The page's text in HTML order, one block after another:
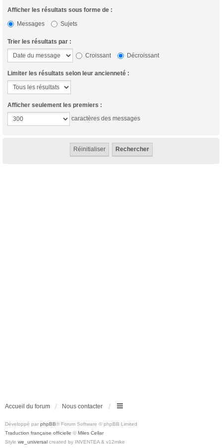
Afficher les résultats sous forme de :
Messages
Sujets
Trier les résultats par :
Croissant
Décroissant
Limiter les résultats selon leur ancienneté :
Afficher seulement les premiers :
caractères des messages
Accueil du forum Nous contacter
Développé par phpBB® Forum Software © phpBB Limited
Traduction française officielle © Miles Cellar
Style we_universal created by INVENTEA & v12mike